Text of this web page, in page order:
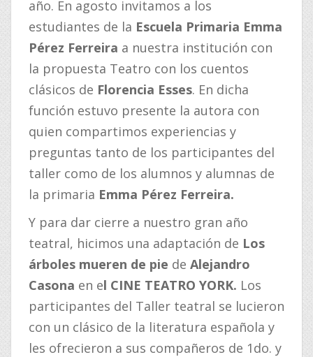
año. En agosto invitamos a los
estudiantes de la Escuela Primaria Emma
Pérez Ferreira a nuestra institución con
la propuesta Teatro con los cuentos
clásicos de Florencia Esses. En dicha
función estuvo presente la autora con
quien compartimos experiencias y
preguntas tanto de los participantes del
taller como de los alumnos y alumnas de
la primaria Emma Pérez Ferreira.
Y para dar cierre a nuestro gran año
teatral, hicimos una adaptación de Los
árboles mueren de pie de Alejandro
Casona en el CINE TEATRO YORK. Los
participantes del Taller teatral se lucieron
con un clásico de la literatura española y
les ofrecieron a sus compañeros de 1do. y